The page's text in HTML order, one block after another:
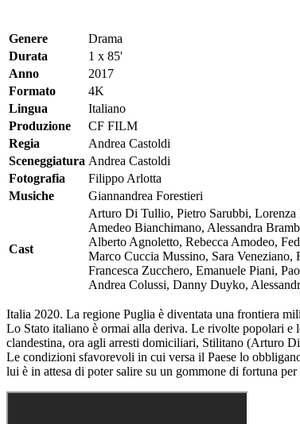
Genere
Drama
Durata
1 x 85'
Anno
2017
Formato
4K
Lingua
Italiano
Produzione
CF FILM
Regia
Andrea Castoldi
Sceneggiatura Andrea Castoldi
Fotografia
Filippo Arlotta
Musiche
Giannandrea Forestieri
Cast
Arturo Di Tullio, Pietro Sarubbi, Lorenza
Amedeo Bianchimano, Alessandra
Alberto Agnoletto, Rebecca Amodeo,
Marco Cuccia Mussino, Sara Veneziano,
Francesca Zucchero, Emanuele Piani,
Andrea Colussi, Danny Duyko,
Italia 2020. La regione Puglia è diventata una frontiera
Lo Stato italiano è ormai alla deriva. Le rivolte popolari e
clandestina, ora agli arresti domiciliari, Stilitano (Arturo
Le condizioni sfavorevoli in cui versa il Paese lo
lui è in attesa di poter salire su un gommone di fortuna